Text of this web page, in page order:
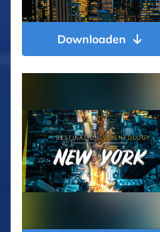
Downloaden